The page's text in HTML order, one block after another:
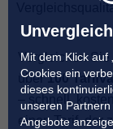
Mit dem Klick auf
Cookies ein
dieses
unseren
Angebote
Vergleichen
über100
– schnell,
einen Tarif, der